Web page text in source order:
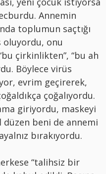
Annemin
toplumun saçtığı
oluyordu, onu
çirkinlikten”, “bu ah
Böylece virüs
evrim geçirerek,
çoğalıyordu.
giriyordu, maskeyi
beni de annemi
bırakıyordu.
“talihsiz bir